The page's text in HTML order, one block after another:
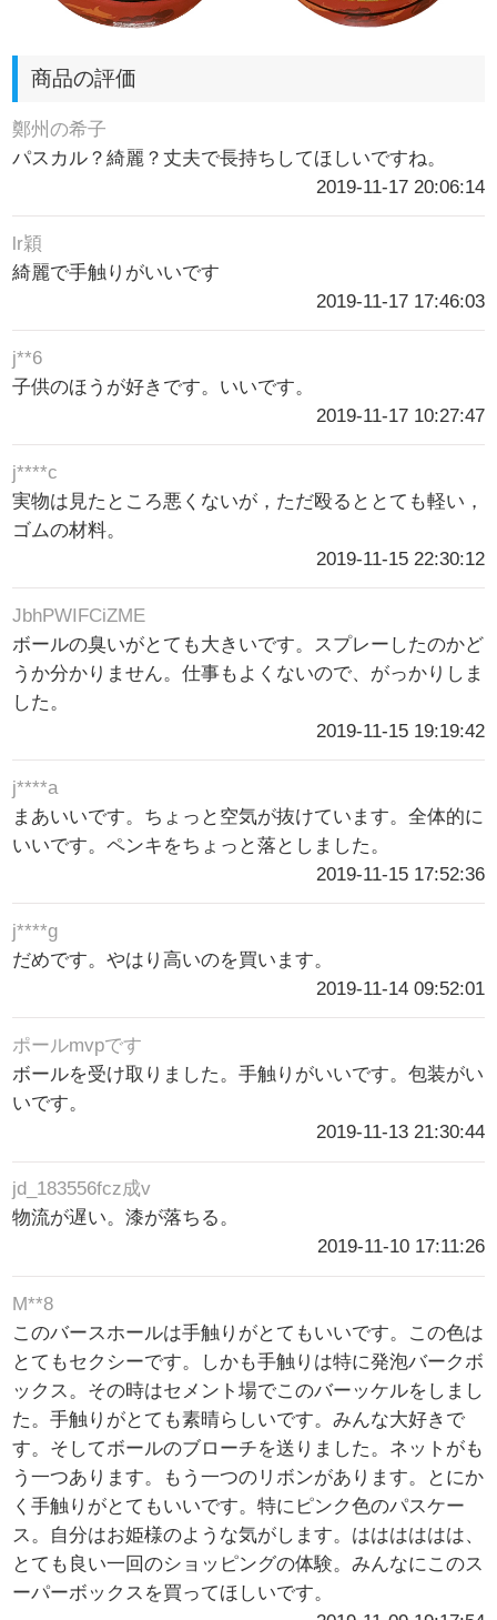
商品の評価
鄭州の希子
パスカル？綺麗？丈夫で長持ちしてほしいですね。
2019-11-17 20:06:14
lr穎
綺麗で手触りがいいです
2019-11-17 17:46:03
j**6
子供のほうが好きです。いいです。
2019-11-17 10:27:47
j****c
実物は見たところ悪くないが，ただ殴るととても軽い，
ゴムの材料。
2019-11-15 22:30:12
JbhPWIFCiZME
ボールの臭いがとても大きいです。スプレーしたのかど
うか分かりません。仕事もよくないので、がっかりしま
した。
2019-11-15 19:19:42
j****a
まあいいです。ちょっと空気が抜けています。全体的に
いいです。ペンキをちょっと落としました。
2019-11-15 17:52:36
j****g
だめです。やはり高いのを買います。
2019-11-14 09:52:01
ポールmvpです
ボールを受け取りました。手触りがいいです。包装がい
いです。
2019-11-13 21:30:44
jd_183556fcz成v
物流が遅い。漆が落ちる。
2019-11-10 17:11:26
M**8
このバースホールは手触りがとてもいいです。この色は
とてもセクシーです。しかも手触りは特に発泡バークボ
ックス。その時はセメント場でこのバーッケルをしまし
た。手触りがとても素晴らしいです。みんな大好きで
す。そしてボールのブローチを送りました。ネットがも
う一つあります。もう一つのリボンがあります。とにか
く手触りがとてもいいです。特にピンク色のパスケー
ス。自分はお姫様のような気がします。はははははは、
とても良い一回のショッピングの体験。みんなにこのス
ーパーボックスを買ってほしいです。